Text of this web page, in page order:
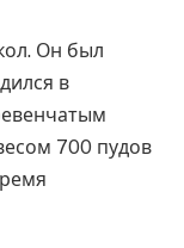
Он был
в
700 пудов